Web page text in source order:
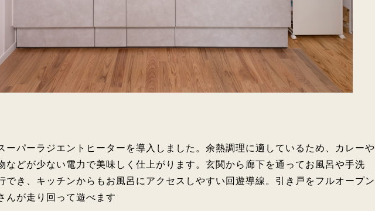
ーパーラジエントヒーターを導入しました。余熱調理に適しているため、カレーや
などが少ない電力で美味しく仕上がります。玄関から廊下を通ってお風呂や手洗
でき、キッチンからもお風呂にアクセスしやすい回遊導線。引き戸をフルオープン
んが走り回って遊べます